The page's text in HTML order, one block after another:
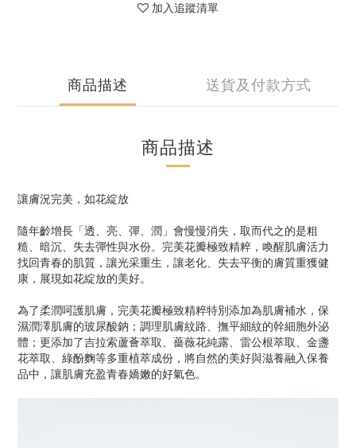
加入追蹤清單
商品描述 送貨及付款方式
商品描述
讓膚況完美，如花綻放
隨年齡增長「透、亮、彈、潤」會慢慢消失，取而代之的是粗
糙、暗沉、失去彈性與水份。完美花瓣極致精粹，喚醒肌膚活力
找回青春的肌質，讓光采重生，讓老化、失去平衡的膚質重獲健
康，展現如花綻放的美好。
為了柔潤呵護肌膚，完美花瓣極致精粹特別添加為肌膚補水，保
濕潤澤肌膚的玻尿酸鈉；調理肌膚紋路、撫平細紋的幹細胞外泌
體；更添加了吉拉索蘆薈萃取、薔薇花純露、雷公根萃取、金盞
花萃取、綠酚麴等多重植萃成份，將自然的美好與滋養融入保養
品中，讓肌膚充盈青春嬌嫩的好氣色。